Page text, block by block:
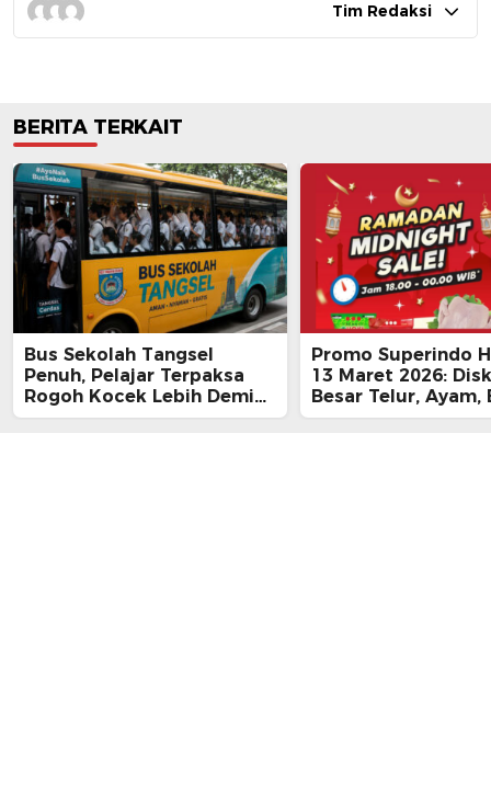
Tim Redaksi
BERITA TERKAIT
Bus Sekolah Tangsel
Penuh, Pelajar Terpaksa
Rogoh Kocek Lebih Demi
Tiba Tepat Waktu
Promo Superindo
13 Maret 2026:
Besar Telur, Ayam,
hingga Daging,